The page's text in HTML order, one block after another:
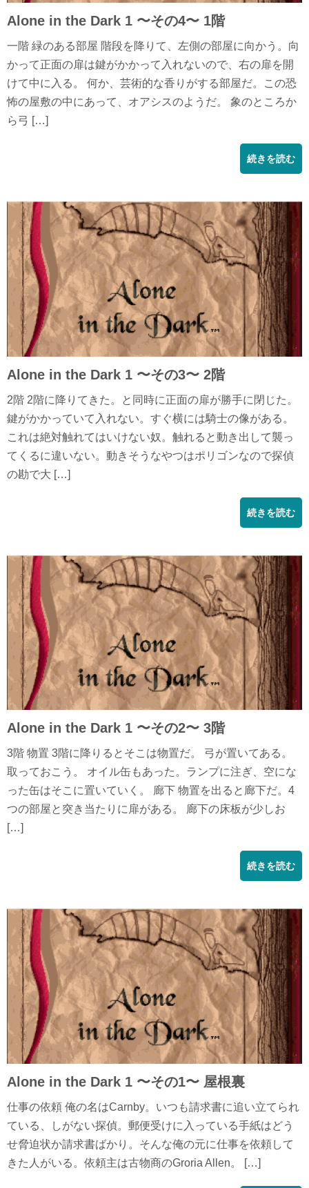
Alone in the Dark 1 〜その4〜 1階
一階 緑のある部屋 階段を降りて、左側の部屋に向かう。向
かって正面の扉は鍵がかかって入れないので、右の扉を開
けて中に入る。 何か、芸術的な香りがする部屋だ。この恐
怖の屋敷の中にあって、オアシスのようだ。 象のところか
ら弓 […]
続きを読む
Alone in the Dark 1 〜その3〜 2階
2階 2階に降りてきた。と同時に正面の扉が勝手に閉じた。
鍵がかかっていて入れない。すぐ横には騎士の像がある。
これは絶対触れてはいけない奴。触れると動き出して襲っ
てくるに違いない。動きそうなやつはポリゴンなので探偵
の勘で大 […]
続きを読む
Alone in the Dark 1 〜その2〜 3階
3階 物置 3階に降りるとそこは物置だ。 弓が置いてある。
取っておこう。 オイル缶もあった。ランプに注ぎ、空にな
った缶はそこに置いていく。 廊下 物置を出ると廊下だ。4
つの部屋と突き当たりに扉がある。 廊下の床板が少しお
[…]
続きを読む
Alone in the Dark 1 〜その1〜 屋根裏
仕事の依頼 俺の名はCarnby。いつも請求書に追い立てられ
ている、しがない探偵。郵便受けに入っている手紙はどう
せ脅迫状か請求書ばかり。そんな俺の元に仕事を依頼して
きた人がいる。依頼主は古物商のGroria Allen。 […]